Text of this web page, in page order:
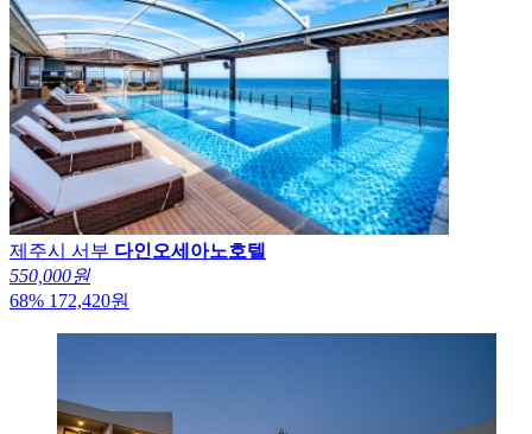
제주시 서부 다인오세아노호텔
550,000원
68% 172,420원